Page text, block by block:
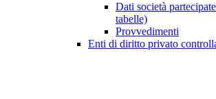
Dati società
tabelle)
Provvedimenti
Enti di diritto privato